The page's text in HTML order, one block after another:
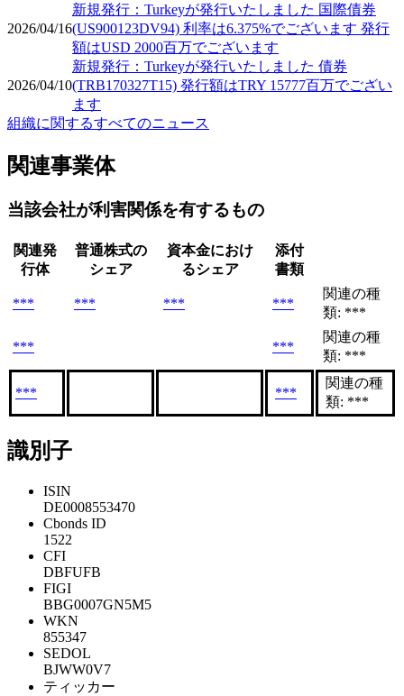
2026/04/16
新規発行：Turkeyが発行いたしました 国際債券
(US900123DV94) 利率は6.375%でございます 発行
額はUSD 2000百万でございます
2026/04/10
新規発行：Turkeyが発行いたしました 債券
(TRB170327T15) 発行額はTRY 15777百万でござい
ます
組織に関するすべてのニュース
関連事業体
当該会社が利害関係を有するもの
関連発
行体
普通株式の
シェア
資本金におけ
るシェア
添付
書類
*** *** *** ***
関連の種
類: ***
*** ***
関連の種
類: ***
*** ***
関連の種
類: ***
識別子
ISIN
DE0008553470
Cbonds ID
1522
CFI
DBFUFB
FIGI
BBG0007GN5M5
WKN
855347
SEDOL
BJWW0V7
ティッカー